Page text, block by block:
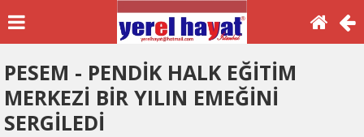
PESEM - PENDİK HALK EĞİTİM
MERKEZİ BİR YILIN EMEĞİNİ
SERGİLEDİ